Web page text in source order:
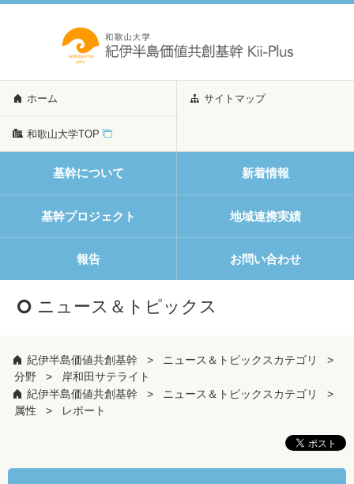
ホーム サイトマップ
和歌山大学TOP
基幹について 新着情報
基幹プロジェクト 地域連携実績
報告 お問い合わせ
ニュース＆トピックス
紀伊半島価値共創基幹
ニュース＆トピックスカテゴリ
分野
岸和田サテライト
紀伊半島価値共創基幹
ニュース＆トピックスカテゴリ
属性
レポート